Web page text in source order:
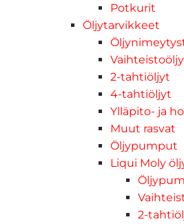
Potkurit
Öljytarvikkeet
2-tahtiöljyt
4-tahtiöljyt
Ylläpito- ja
Muut rasvat
Öljypumput
Liqui Moly
2-